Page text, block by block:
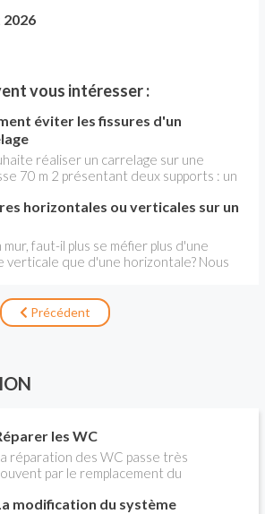
2026
vous intéresser :
éviter les fissures d'un
réaliser un carrelage sur une
70 m 2 présentant deux supports : un
et une chape classique en béton armé
) à l'air libre. Quelle est la solution
que vous me conseillez pour réaliser
sans soucis de fissuration dans le
pose directe sur support avec joints de
chape couvrant les deux supports
sur sous-couche de type Schulter –
horizontales ou verticales sur un
mur, faut-il plus se méfier plus d'une
verticale que d'une horizontale? Nous
cela peut-il venir? Merci Gilles
Précédent
les WC
réparation des WC passe très
par le remplacement du
modification du système